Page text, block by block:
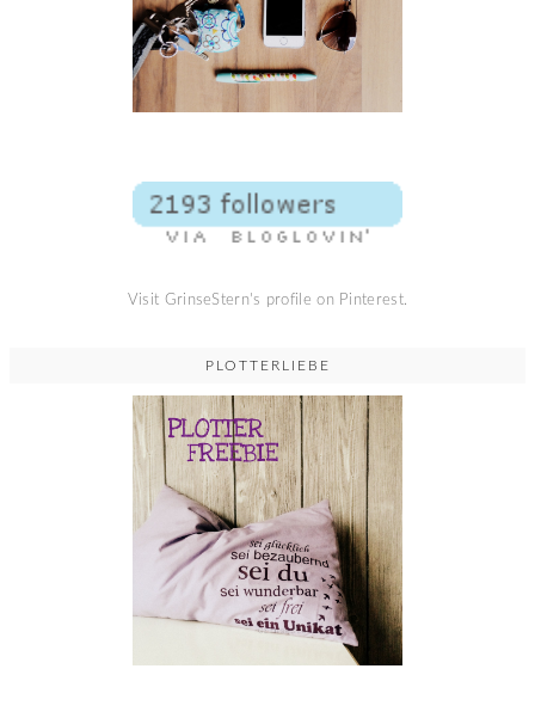
Visit GrinseStern's profile on Pinterest.
PLOTTERLIEBE